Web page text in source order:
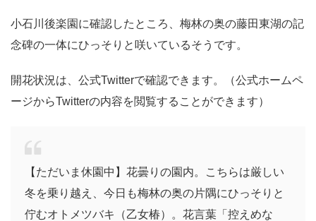
小石川後楽園に確認したところ、梅林の奥の藤田東湖の記
念碑の一体にひっそりと咲いているそうです。
開花状況は、公式Twitterで確認できます。（公式ホームペ
ージからTwitterの内容を閲覧することができます）
【ただいま休園中】花曇りの園内。こちらは厳しい
冬を乗り越え、今日も梅林の奥の片隅にひっそりと
佇むオトメツバキ（乙女椿）。花言葉「控えめな